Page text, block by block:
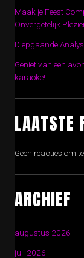
Maak je Feest
Onvergetelijk
Diepgaande
Geniet van een
karaoke!
LAATSTE
Geen reacties om
ARCHIEF
augustus 2026
juli 2026